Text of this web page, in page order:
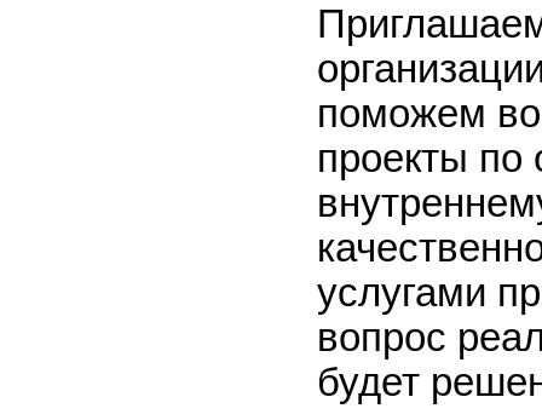
поможем
проекты
услугами
вопрос
будет